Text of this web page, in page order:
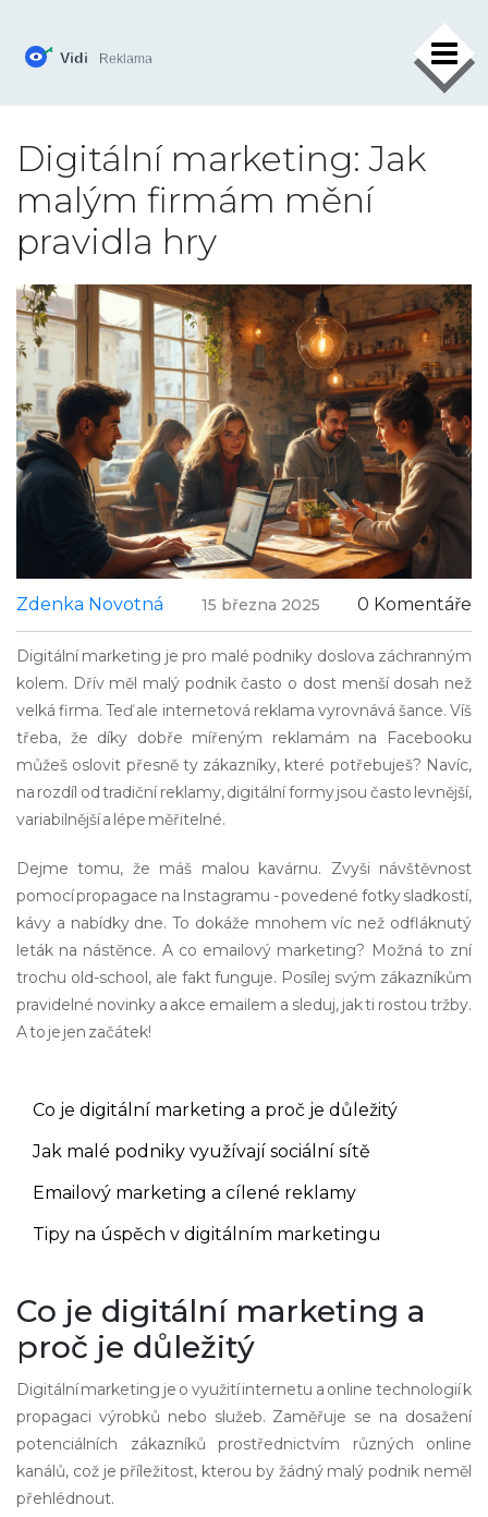
×
Digitální marketing: Jak
malým firmám mění
pravidla hry
Zdenka Novotná 15 března 2025 0 Komentáře
Digitální marketing je pro malé podniky doslova záchranným
kolem. Dřív měl malý podnik často o dost menší dosah než
velká firma. Teď ale internetová reklama vyrovnává šance. Víš
třeba, že díky dobře mířeným reklamám na Facebooku
můžeš oslovit přesně ty zákazníky, které potřebuješ? Navíc,
na rozdíl od tradiční reklamy, digitální formy jsou často levnější,
variabilnější a lépe měřitelné.
Dejme tomu, že máš malou kavárnu. Zvyši návštěvnost
pomocí propagace na Instagramu - povedené fotky sladkostí,
kávy a nabídky dne. To dokáže mnohem víc než odfláknutý
leták na nástěnce. A co emailový marketing? Možná to zní
trochu old-school, ale fakt funguje. Posílej svým zákazníkům
pravidelné novinky a akce emailem a sleduj, jak ti rostou tržby.
A to je jen začátek!
Co je digitální marketing a proč je důležitý
Jak malé podniky využívají sociální sítě
Emailový marketing a cílené reklamy
Tipy na úspěch v digitálním marketingu
Co je digitální marketing a
proč je důležitý
Digitální marketing je o využití internetu a online technologií k
propagaci výrobků nebo služeb. Zaměřuje se na dosažení
potenciálních zákazníků prostřednictvím různých online
kanálů, což je příležitost, kterou by žádný malý podnik neměl
přehlédnout.